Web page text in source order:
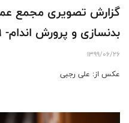
گزارش تصویری مجمع
بدنسازی و پرورش اندام- 19 شهریور ماه 1399
1399/06/26
عکس از: علی رجبی